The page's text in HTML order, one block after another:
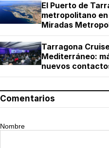
El Puerto de
metropolitano
Miradas
Tarragona
Mediterráneo:
nuevos
Comentarios
Nombre